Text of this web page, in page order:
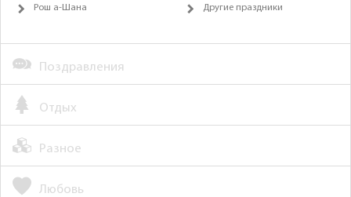
Рош а-Шана Другие праздники
Поздравления
Отдых
Разное
Любовь